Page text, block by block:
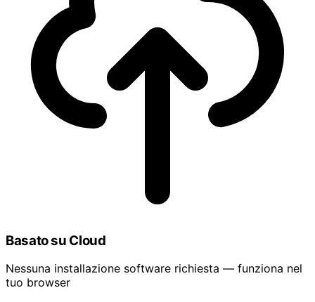
Basato su Cloud
Nessuna installazione software richiesta — funziona nel
tuo browser